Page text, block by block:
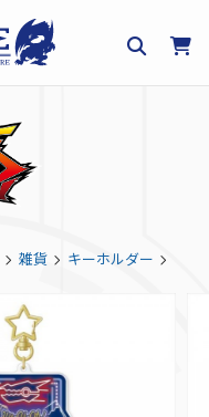
雑貨
キーホルダー